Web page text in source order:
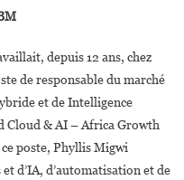
depuis 12 ans, chez
de responsable du marché
et de Intelligence
& AI – Africa Growth
poste, Phyllis Migwi
d’IA, d’automatisation et de